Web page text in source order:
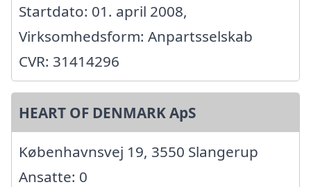
Startdato: 01. april 2008,
Virksomhedsform: Anpartsselskab
CVR: 31414296
HEART OF DENMARK ApS
Københavnsvej 19, 3550 Slangerup
Ansatte: 0